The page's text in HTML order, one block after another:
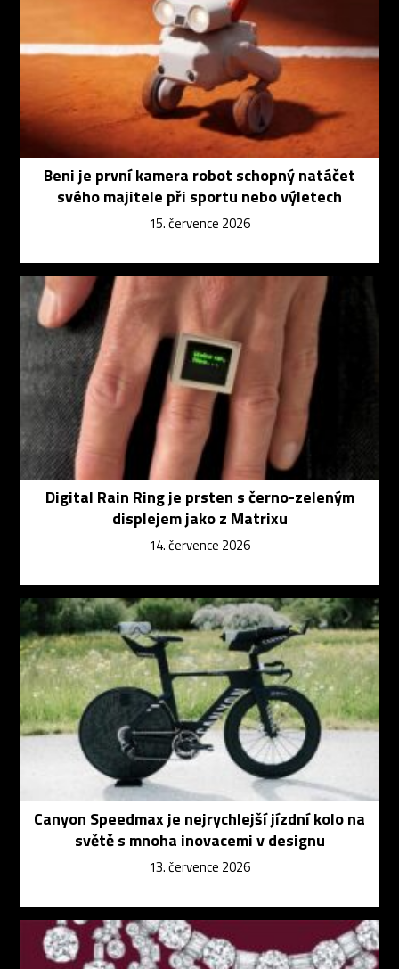
Beni je první kamera robot schopný natáčet
svého majitele při sportu nebo výletech
15. července 2026
Digital Rain Ring je prsten s černo-zeleným
displejem jako z Matrixu
14. července 2026
Canyon Speedmax je nejrychlejší jízdní kolo na
světě s mnoha inovacemi v designu
13. července 2026